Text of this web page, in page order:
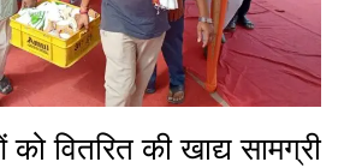
वितरित की खाद्य सामग्री